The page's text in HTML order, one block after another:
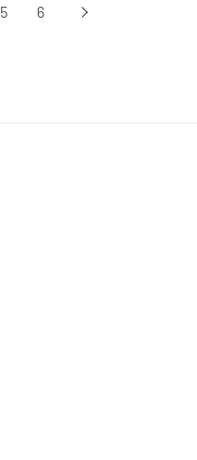
5 6 ›次へ